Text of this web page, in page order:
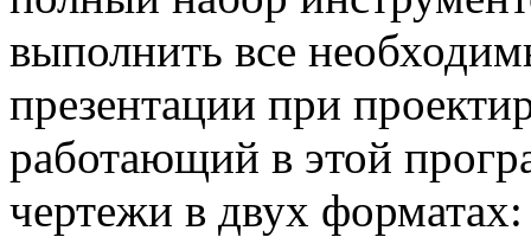
выполнить все
презентации при
работающий в этой
чертежи в двух